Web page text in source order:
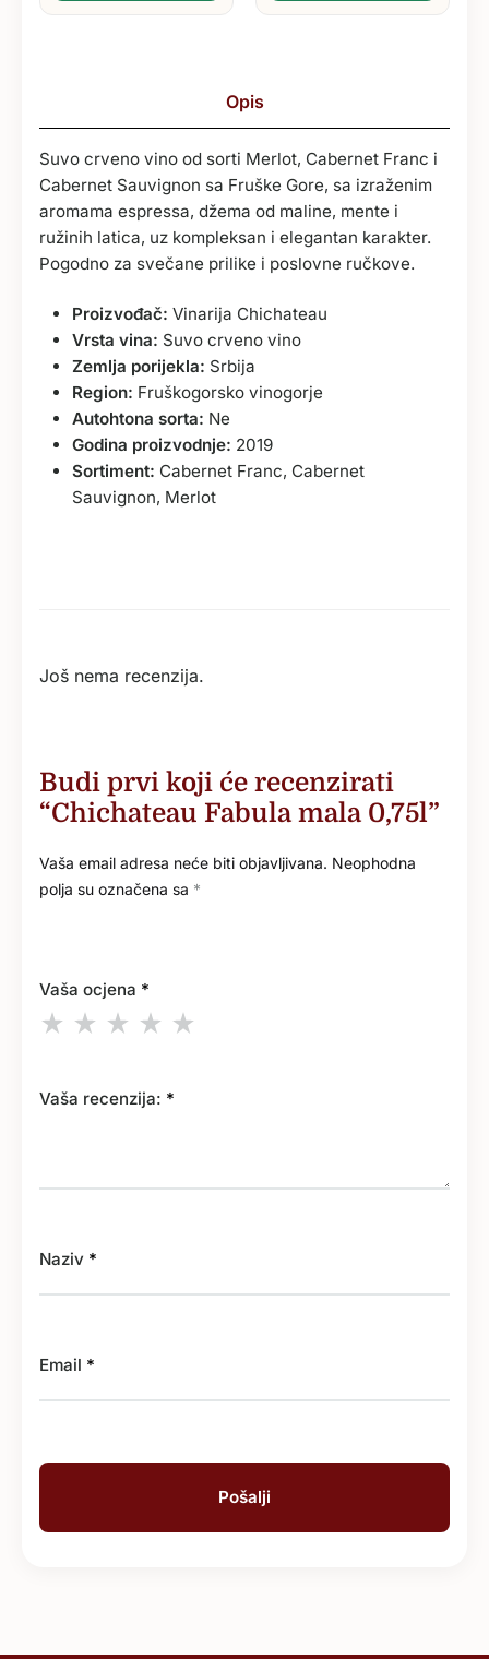
Opis
Suvo crveno vino od sorti Merlot, Cabernet Franc i
Cabernet Sauvignon sa Fruške Gore, sa izraženim
aromama espressa, džema od maline, mente i
ružinih latica, uz kompleksan i elegantan karakter.
Pogodno za svečane prilike i poslovne ručkove.
Proizvođač: Vinarija Chichateau
Vrsta vina: Suvo crveno vino
Zemlja porijekla: Srbija
Region: Fruškogorsko vinogorje
Autohtona sorta: Ne
Godina proizvodnje: 2019
Sortiment: Cabernet Franc, Cabernet
Sauvignon, Merlot
Još nema recenzija.
Budi prvi koji će recenzirati
“Chichateau Fabula mala 0,75l”
Vaša email adresa neće biti objavljivana. Neophodna
polja su označena sa *
Vaša ocjena *
Vaša recenzija: *
Naziv *
Email *